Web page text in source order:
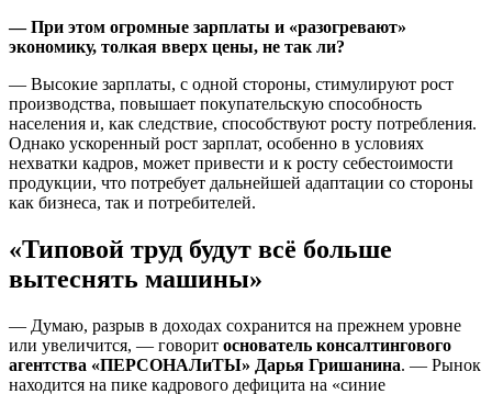
— При этом огромные зарплаты и «разогревают»
экономику, толкая вверх цены, не так ли?
— Высокие зарплаты, с одной стороны, стимулируют рост
производства, повышает покупательскую способность
населения и, как следствие, способствуют росту потребления.
Однако ускоренный рост зарплат, особенно в условиях
нехватки кадров, может привести и к росту себестоимости
продукции, что потребует дальнейшей адаптации со стороны
как бизнеса, так и потребителей.
«Типовой труд будут всё больше
вытеснять машины»
— Думаю, разрыв в доходах сохранится на прежнем уровне
или увеличится, — говорит основатель консалтингового
агентства «ПЕРСОНАЛиТЫ» Дарья Гришанина. — Рынок
находится на пике кадрового дефицита на «синие